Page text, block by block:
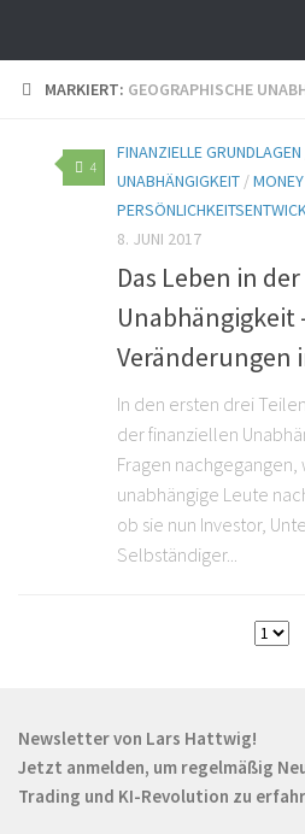
MARKIERT: GEOGRAPHISCHE
4
FINANZIELLE GRUNDLAGEN
UNABHÄNGIGKEIT /
8. JUNI 2017
Das Leben in
Unabhängigkeit
Veränderungen
In den ersten drei
der finanziellen
Fragen nachgegangen,
unabhängige Leute
ob sie nun Investor,
Selbständiger...
Newsletter von Lars Hattwig!
Jetzt anmelden, um regelmäßig
Trading und KI-Revolution zu